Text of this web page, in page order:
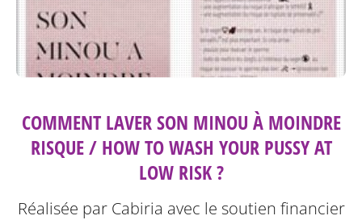
COMMENT LAVER SON MINOU À MOINDRE
RISQUE / HOW TO WASH YOUR PUSSY AT
LOW RISK ?
Réalisée par Cabiria avec le soutien financier